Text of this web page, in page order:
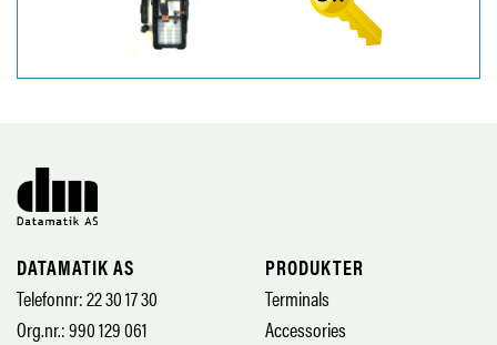
DATAMATIK AS
Telefonnr: 22 30 17 30
Org.nr.: 990 129 061
PRODUKTER
Terminals
Accessories